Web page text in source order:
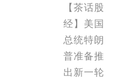
【茶话股
经】美国
总统特朗
普准备推
出新一轮